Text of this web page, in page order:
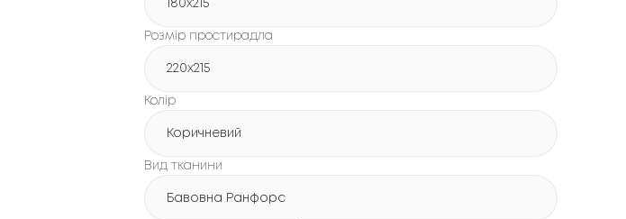
180х215
Розмір простирадла
220х215
Колір
Коричневий
Вид тканини
Бавовна Ранфорс